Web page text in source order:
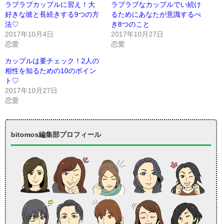
ラブラブカップルに習え！大
好きな彼と長続きする9つの方
法♡
2017年10月4日
恋愛
ラブラブなカップルでい続け
るためにあなたが意識するべ
き8つのこと
2017年10月27日
恋愛
カップルは要チェック！2人の
相性を知るための10のポイン
ト♡
2017年10月27日
恋愛
bitomos編集部プロフィール